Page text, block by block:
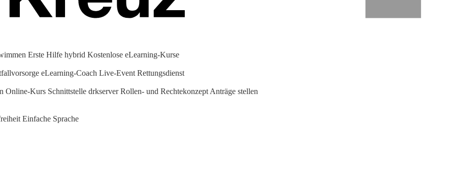
Erste Hilfe hybrid Kostenlose eLearning-Kurse
eLearning-Coach Live-Event Rettungsdienst
Online-Kurs Schnittstelle drkserver Rollen- und Rechtekonzept Anträge stellen
Einfache Sprache